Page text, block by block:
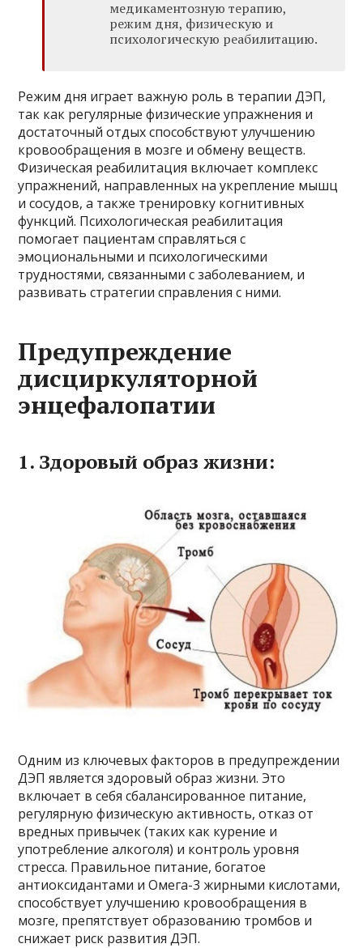
медикаментозную терапию,
режим дня, физическую и
психологическую реабилитацию.
Режим дня играет важную роль в терапии ДЭП,
так как регулярные физические упражнения и
достаточный отдых способствуют улучшению
кровообращения в мозге и обмену веществ.
Физическая реабилитация включает комплекс
упражнений, направленных на укрепление мышц
и сосудов, а также тренировку когнитивных
функций. Психологическая реабилитация
помогает пациентам справляться с
эмоциональными и психологическими
трудностями, связанными с заболеванием, и
развивать стратегии справления с ними.
Предупреждение
дисциркуляторной
энцефалопатии
1. Здоровый образ жизни:
Одним из ключевых факторов в предупреждении
ДЭП является здоровый образ жизни. Это
включает в себя сбалансированное питание,
регулярную физическую активность, отказ от
вредных привычек (таких как курение и
употребление алкоголя) и контроль уровня
стресса. Правильное питание, богатое
антиоксидантами и Омега-3 жирными кислотами,
способствует улучшению кровообращения в
мозге, препятствует образованию тромбов и
снижает риск развития ДЭП.